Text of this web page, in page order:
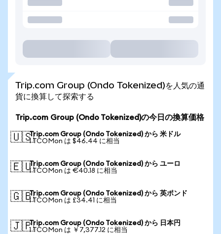
Trip.com Group (Ondo Tokenized)を人気の通
貨に換算して探索する
Trip.com Group (Ondo Tokenized)の今日の換算価格
🇺🇸Trip.com Group (Ondo Tokenized) から 米ドル
1 TCOMon は $46.44 に相当
🇪🇺Trip.com Group (Ondo Tokenized) から ユーロ
1 TCOMon は €40.18 に相当
🇬🇧Trip.com Group (Ondo Tokenized) から 英ポンド
1 TCOMon は £34.41 に相当
🇯🇵Trip.com Group (Ondo Tokenized) から 日本円
1 TCOMon は ￥7,377.12 に相当